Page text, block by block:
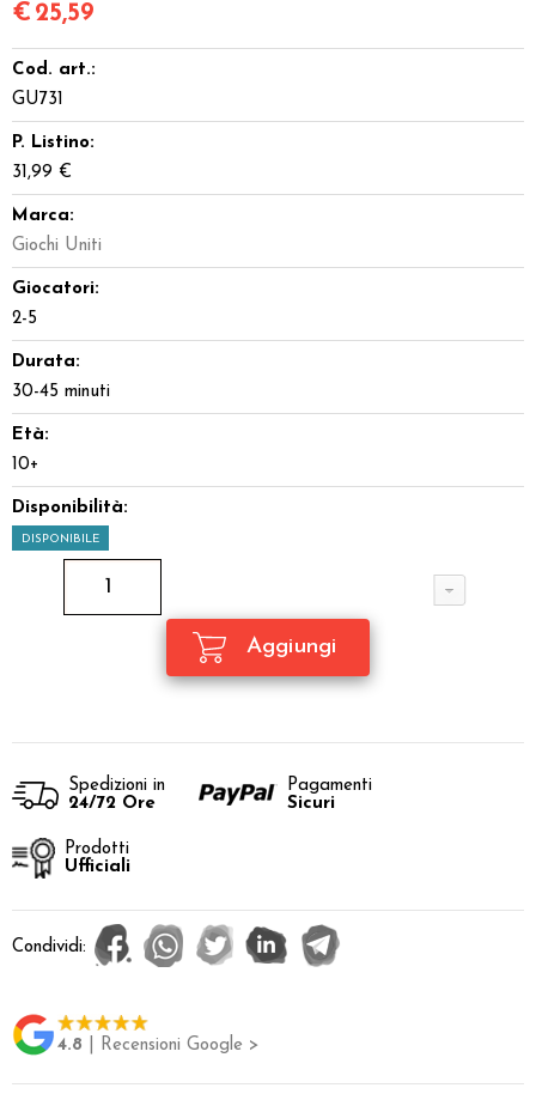
€ 25,59
Cod. art.:
GU731
P. Listino:
31,99 €
Marca:
Giochi Uniti
Giocatori:
2-5
Durata:
30-45 minuti
Età:
10+
Disponibilità:
DISPONIBILE
Spedizioni in
24/72 Ore
Pagamenti
Sicuri
Prodotti
Ufficiali
Condividi:
4.8 | Recensioni Google >